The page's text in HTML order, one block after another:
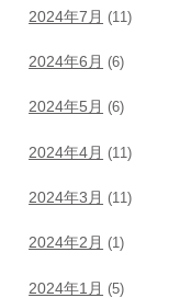
2024年7月 (11)
2024年6月 (6)
2024年5月 (6)
2024年4月 (11)
2024年3月 (11)
2024年2月 (1)
2024年1月 (5)